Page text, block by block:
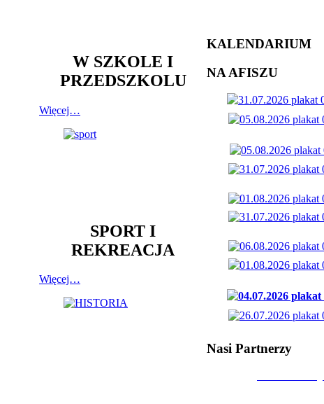
W SZKOLE I
PRZEDSZKOLU
Więcej…
SPORT I
REKREACJA
Więcej…
KALENDARIUM
NA AFISZU
Nasi Partnerzy